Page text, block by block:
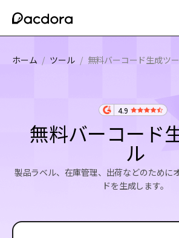
ホーム / ツール / 無料バーコード生成ツ
4.9
無料バーコード
ル
製品ラベル、在庫管理、出荷などのために
ドを生成します。